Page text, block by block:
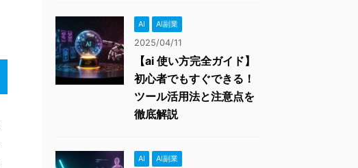
AI AI副業
2025/04/11
【ai 使い方完全ガイド】
初心者でもすぐできる！
ツール活用法と注意点を
徹底解説
AI AI副業